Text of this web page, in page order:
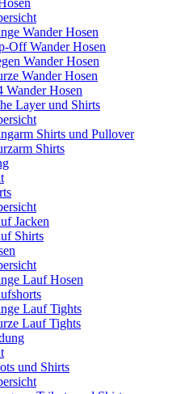
Wander Hosen
Off Wander Hosen
Wander Hosen
Wander Hosen
Wander Hosen
Layer und Shirts
Shirts und Pullover
Shirts
Jacken
Shirts
Lauf Hosen
Lauf Tights
Lauf Tights
und Shirts